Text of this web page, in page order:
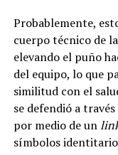
Probablemente,
cuerpo técnico de
elevando el puño
del equipo, lo que
similitud con el
se defendió a
por medio de un
símbolos